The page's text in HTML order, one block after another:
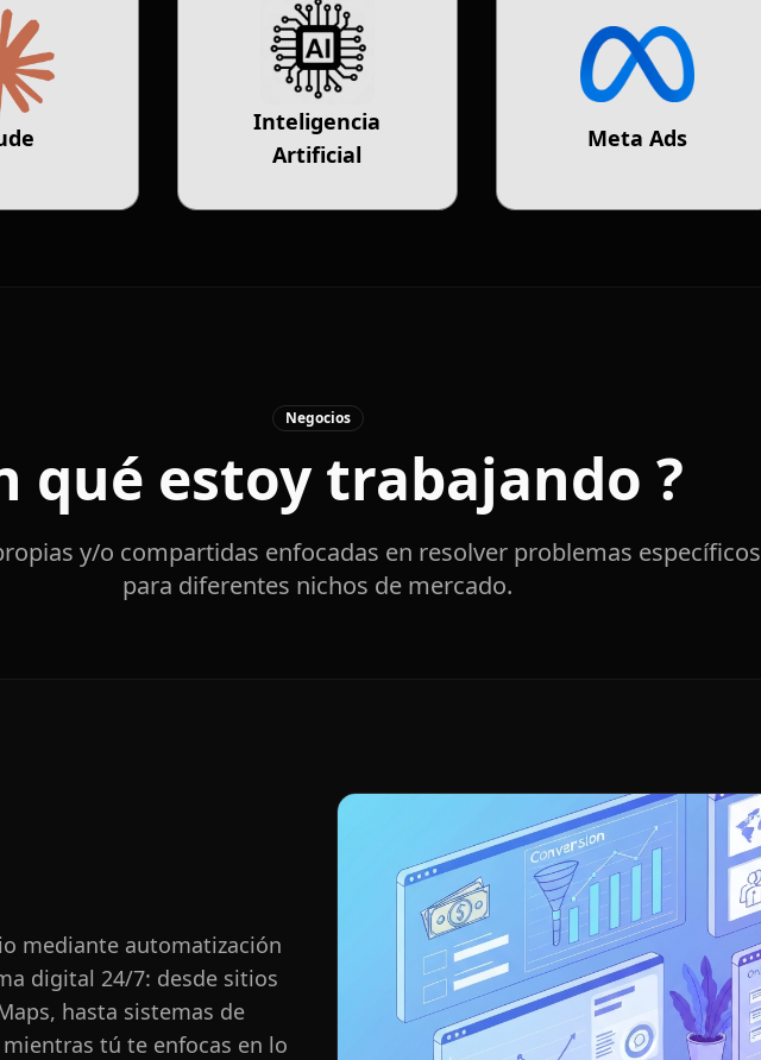
Inteligencia
Artificial
Meta Ads
Negocios
qué estoy trabajando ?
y/o compartidas enfocadas en resolver problemas específicos
para diferentes nichos de mercado.
mediante automatización
digital 24/7: desde sitios
hasta sistemas de
tú te enfocas en lo